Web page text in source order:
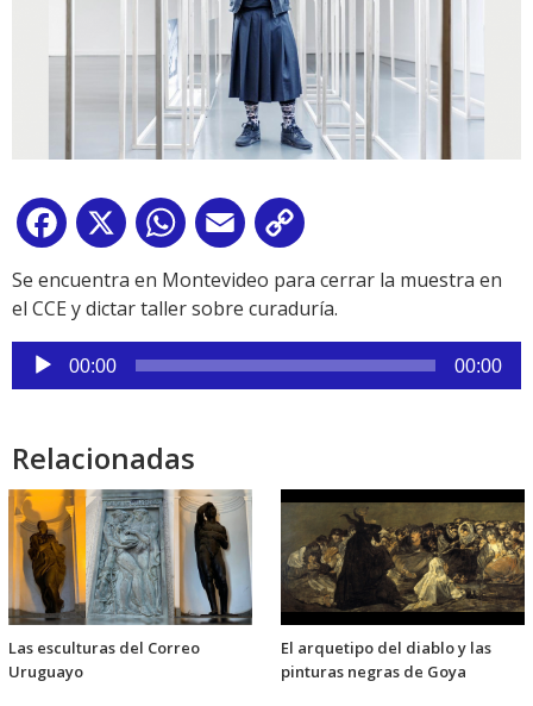
Facebook
X WhatsApp
Email
Link
Se encuentra en Montevideo para cerrar la muestra en
el CCE y dictar taller sobre curaduría.
Reproductor
de
00:00 00:00
Relacionadas
Las esculturas del Correo
Uruguayo
El arquetipo del diablo y las
pinturas negras de Goya